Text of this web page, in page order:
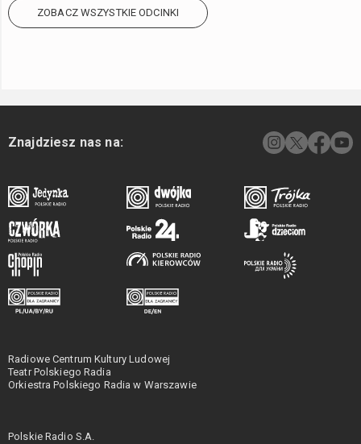
ZOBACZ WSZYSTKIE ODCINKI
Znajdziesz nas na:
Radiowe Centrum Kultury Ludowej
Teatr Polskiego Radia
Orkiestra Polskiego Radia w Warszawie
Polskie Radio S.A.